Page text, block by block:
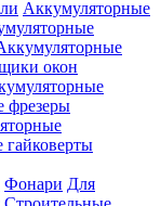
Аккумуляторные
окон
фрезеры
Фонари Для